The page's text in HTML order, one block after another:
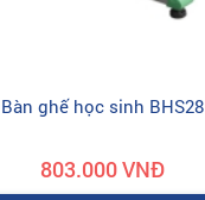
Bàn ghế học sinh BHS28
803.000 VNĐ